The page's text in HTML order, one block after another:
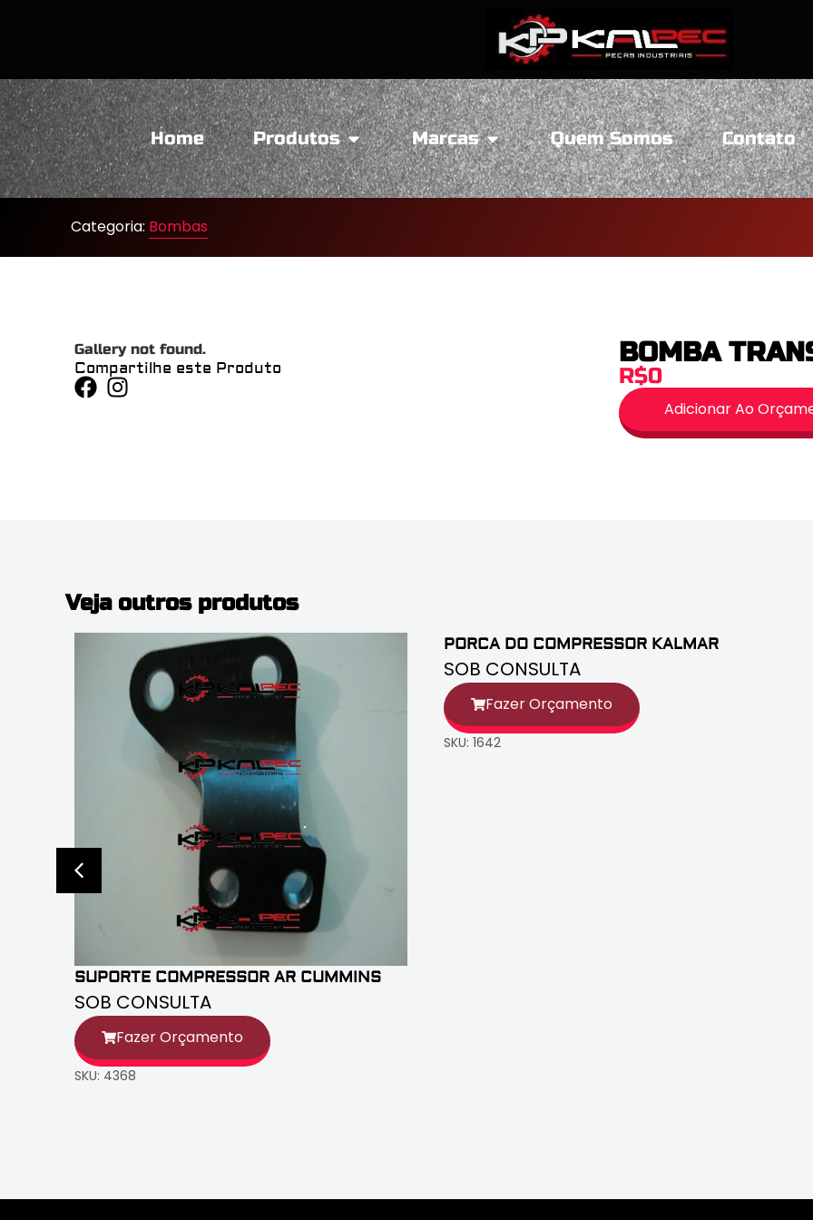
Home Produtos Marcas Quem Somos Contato
Categoria: Bombas
Gallery not found.
Compartilhe este Produto BOMBA
R$0
Adicionar Ao
Veja outros produtos
SUPORTE COMPRESSOR AR CUMMINS
SOB CONSULTA
Fazer Orçamento
SKU: 4368
PORCA DO COMPRESSOR KALMAR
SOB CONSULTA
Fazer Orçamento
SKU: 1642